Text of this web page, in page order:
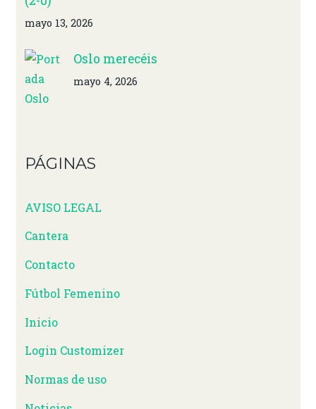
mayo 13, 2026
Oslo merecéis
mayo 4, 2026
PÁGINAS
AVISO LEGAL
Cantera
Contacto
Fútbol Femenino
Inicio
Login Customizer
Normas de uso